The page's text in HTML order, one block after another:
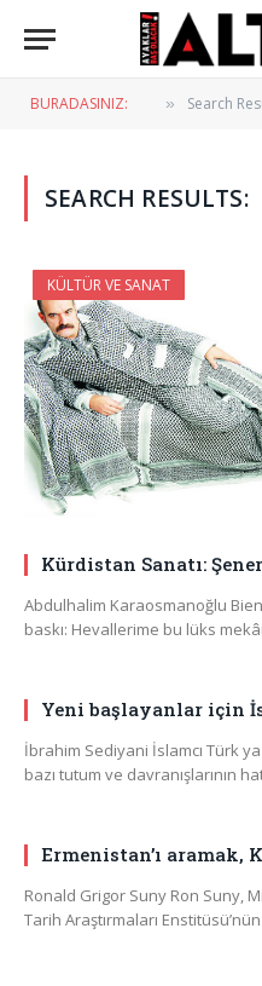
BURADASINIZ: » Search
SEARCH RESULTS:
KÜLTÜR VE SANAT
Kürdistan Sanatı:
Abdulhalim Karaosmanoğlu
baskı: Hevallerime bu lüks
Yeni başlayanlar için
İbrahim Sediyani İslamcı Türk
bazı tutum ve davranışlarının
Ermenistan’ı aramak,
Ronald Grigor Suny Ron Suny,
Tarih Araştırmaları